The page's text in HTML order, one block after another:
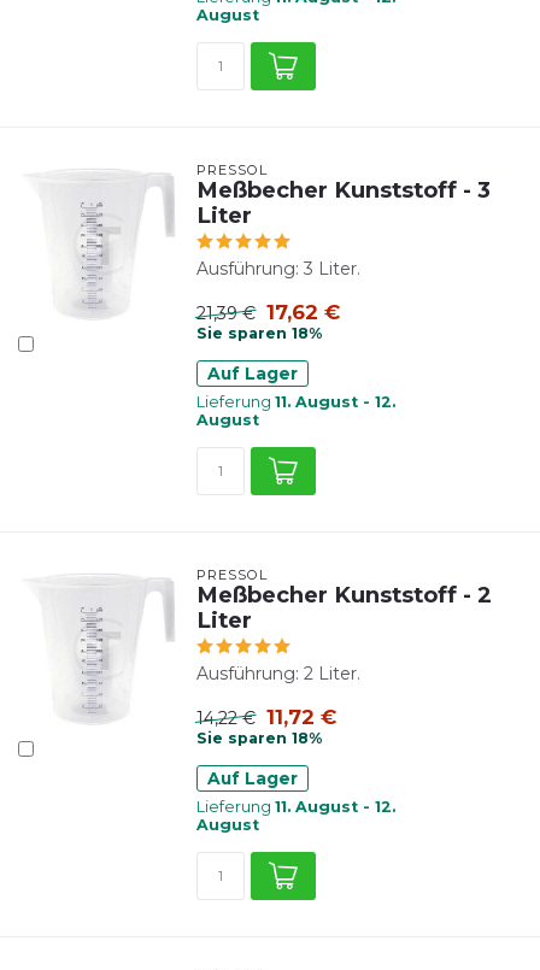
August
PRESSOL
Meßbecher Kunststoff - 3
Liter
Ausführung: 3 Liter.
21,39 € 17,62 €
Sie sparen 18%
Auf Lager
Lieferung 11. August - 12.
August
PRESSOL
Meßbecher Kunststoff - 2
Liter
Ausführung: 2 Liter.
14,22 € 11,72 €
Sie sparen 18%
Auf Lager
Lieferung 11. August - 12.
August